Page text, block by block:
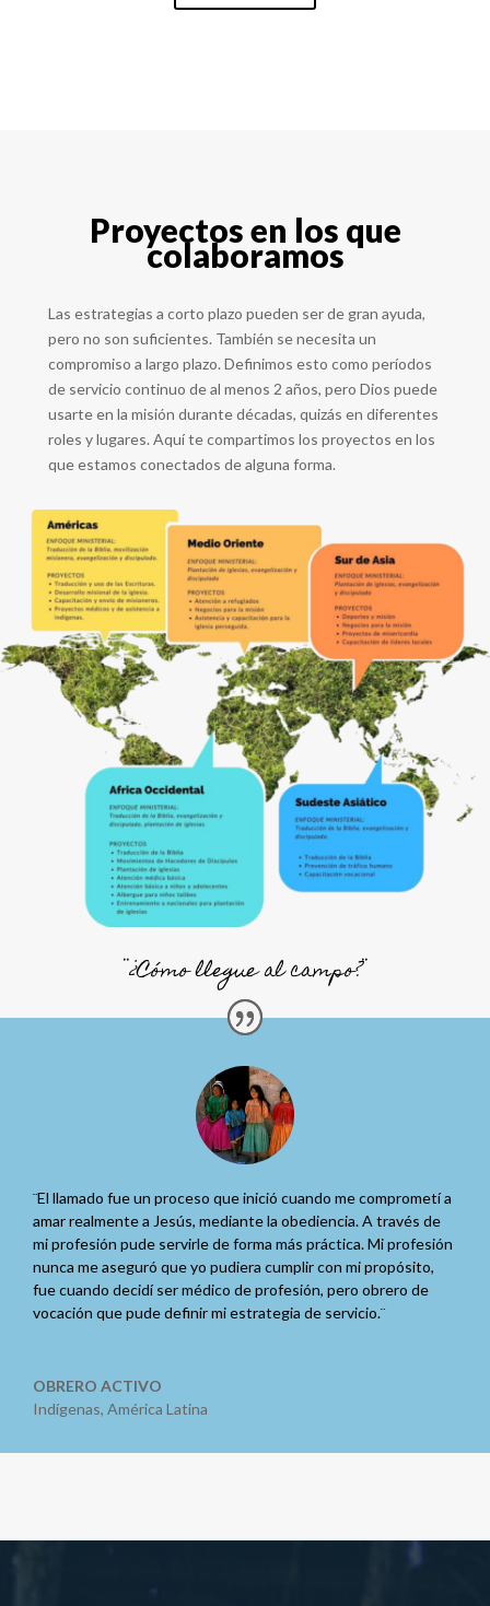
Proyectos en los que
colaboramos
Las estrategias a corto plazo pueden serde gran ayuda,
pero no son suficientes. También se necesita un
compromiso a largo plazo. Definimos esto como períodos
de servicio continuo de al menos 2 años, pero Dios puede
usarte en la misión durante décadas, quizás en diferentes
roles y lugares. Aquí te compartimos los proyectos en los
que estamos conectados de alguna forma.
¨¿Cómo llegue al campo?¨
¨El llamado fue un proceso que inició cuando me comprometí a
amar realmente a Jesús, mediante la obediencia. A través de
mi profesión pude servirle de forma más práctica. Mi profesión
nunca me aseguró que yo pudiera cumplir con mi propósito,
fue cuando decidí ser médico de profesión, pero obrero de
vocación que pude definir mi estrategia de servicio.¨
OBRERO ACTIVO
Indígenas, América Latina